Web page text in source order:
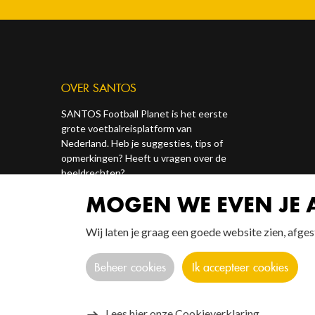
OVER SANTOS
SANTOS Football Planet is het eerste
grote voetbalreisplatform van
Nederland. Heb je suggesties, tips of
opmerkingen? Heeft u vragen over de
beeldrechten?
Contact ons via onze socials of via
redactie@santosonline.nl
MOGEN WE EVEN JE
Wij laten je graag een goede website zien,
Beheer cookies Ik accepteer cookies